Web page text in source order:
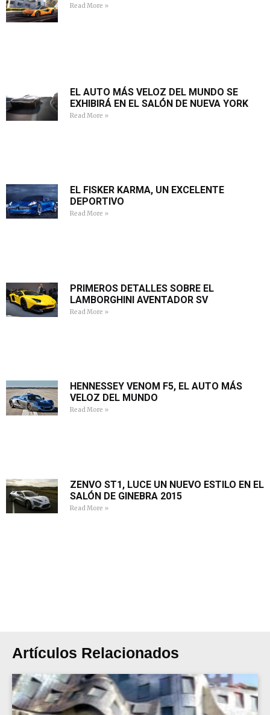
Read More »
EL AUTO MÁS VELOZ DEL MUNDO SE
EXHIBIRÁ EN EL SALÓN DE NUEVA YORK
Read More »
EL FISKER KARMA, UN EXCELENTE
DEPORTIVO
Read More »
PRIMEROS DETALLES SOBRE EL
LAMBORGHINI AVENTADOR SV
Read More »
HENNESSEY VENOM F5, EL AUTO MÁS
VELOZ DEL MUNDO
Read More »
ZENVO ST1, LUCE UN NUEVO ESTILO EN EL
SALÓN DE GINEBRA 2015
Read More »
Artículos Relacionados